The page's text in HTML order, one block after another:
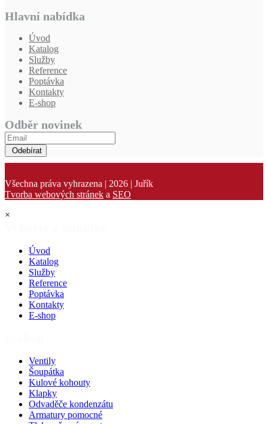
Hlavní nabídka
Úvod
Katalog
Služby
Reference
Poptávka
Kontakty
E-shop
Odběr novinek
Odebírat
Všechna práva vyhrazena | 2026 | Juřík
Tvorba webových stránek a SEO
×
Úvod
Katalog
Služby
Reference
Poptávka
Kontakty
E-shop
Ventily
Šoupátka
Kulové kohouty
Klapky
Odvaděče kondenzátu
Armatury pomocné